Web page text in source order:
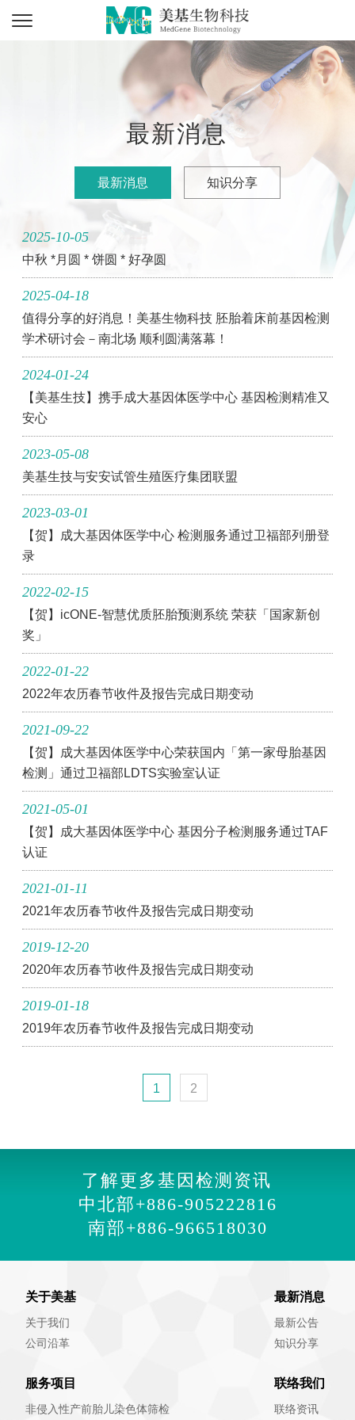
最新消息
最新消息 知识分享
2025-10-05
中秋 *月圆 * 饼圆 * 好孕圆
2025-04-18
值得分享的好消息！美基生物科技 胚胎着床前基因检测
学术研讨会－南北场 顺利圆满落幕！
2024-01-24
【美基生技】携手成大基因体医学中心 基因检测精准又
安心
2023-05-08
美基生技与安安试管生殖医疗集团联盟
2023-03-01
【贺】成大基因体医学中心 检测服务通过卫福部列册登
录
2022-02-15
【贺】icONE-智慧优质胚胎预测系统 荣获「国家新创
奖」
2022-01-22
2022年农历春节收件及报告完成日期变动
2021-09-22
【贺】成大基因体医学中心荣获国内「第一家母胎基因
检测」通过卫福部LDTS实验室认证
2021-05-01
【贺】成大基因体医学中心 基因分子检测服务通过TAF
认证
2021-01-11
2021年农历春节收件及报告完成日期变动
2019-12-20
2020年农历春节收件及报告完成日期变动
2019-01-18
2019年农历春节收件及报告完成日期变动
1 (current)
2
了解更多基因检测资讯
中北部+886-905222816
南部+886-966518030
关于美基
关于我们
公司沿革
服务项目
非侵入性产前胎儿染色体筛检
最新消息
最新公告
知识分享
联络我们
联络资讯